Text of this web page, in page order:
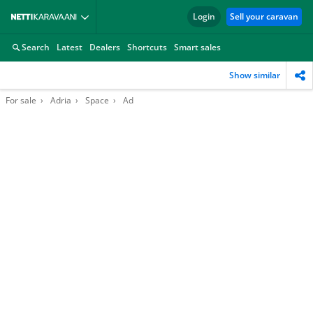
Login Sell your caravan
Search Latest Dealers Shortcuts Smart sales
Show similar
For sale Adria Space Ad